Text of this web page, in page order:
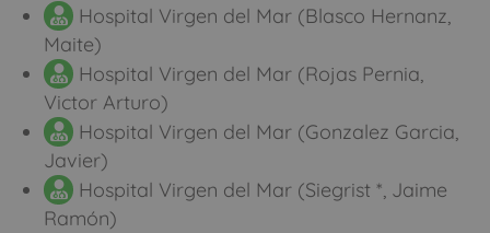
Hospital Virgen del Mar (Blasco Hernanz,
Maite)
Hospital Virgen del Mar (Rojas Pernia,
Victor Arturo)
Hospital Virgen del Mar (Gonzalez Garcia,
Javier)
Hospital Virgen del Mar (Siegrist *, Jaime
Ramón)